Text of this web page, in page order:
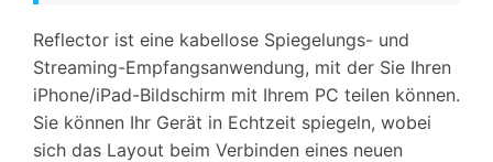
Reflector ist eine kabellose Spiegelungs- und
Streaming-Empfangsanwendung, mit der Sie Ihren
iPhone/iPad-Bildschirm mit Ihrem PC teilen können.
Sie können Ihr Gerät in Echtzeit spiegeln, wobei
sich das Layout beim Verbinden eines neuen